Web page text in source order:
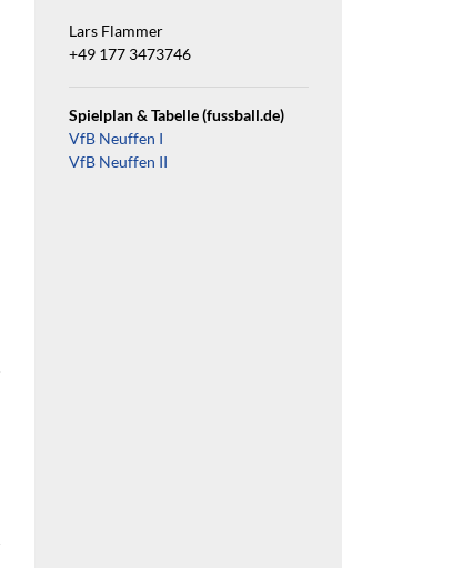
Lars Flammer
+49 177 3473746
Spielplan & Tabelle (fussball.de)
VfB Neuffen I
VfB Neuffen II